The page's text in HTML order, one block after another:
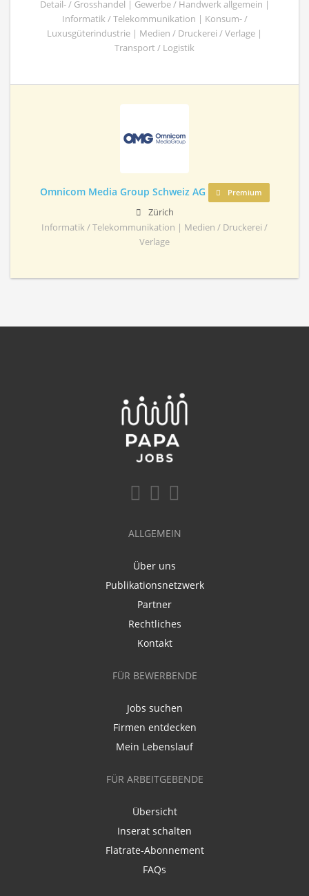
Detail- / Grosshandel | Gewerbe / Handwerk allgemein |
Informatik / Telekommunikation | Konsum- /
Luxusgüterindustrie | Medien / Druckerei / Verlage |
Transport / Logistik
Omnicom Media Group Schweiz AG Premium
Zürich
Informatik / Telekommunikation | Medien / Druckerei /
Verlage
ALLGEMEIN
Über uns
Publikationsnetzwerk
Partner
Rechtliches
Kontakt
FÜR BEWERBENDE
Jobs suchen
Firmen entdecken
Mein Lebenslauf
FÜR ARBEITGEBENDE
Übersicht
Inserat schalten
Flatrate-Abonnement
FAQs